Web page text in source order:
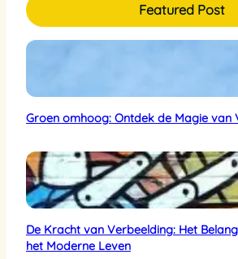
Featured Post
Groen omhoog: Ontdek de Magie van
De Kracht van Verbeelding: Het
het Moderne Leven